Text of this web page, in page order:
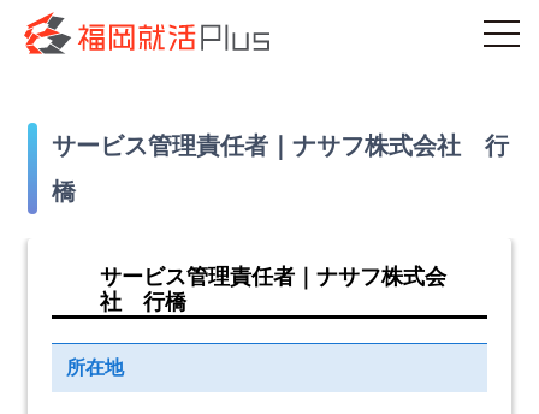
サービス管理責任者｜ナサフ株式会社 行
橋
サービス管理責任者｜ナサフ株式会
社 行橋
所在地